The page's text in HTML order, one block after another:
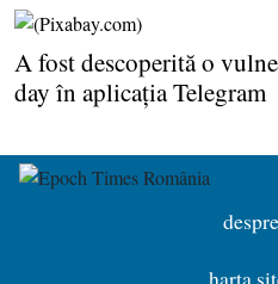
A fost descoperită o
day în aplicaţia Telegram
harta